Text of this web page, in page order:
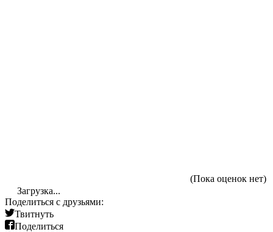
(Пока оценок нет)
Загрузка...
Поделиться с друзьями:
Твитнуть
Поделиться